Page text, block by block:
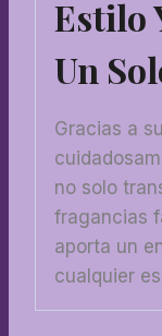
Estilo
Un
Gracias a
no solo
fragancias
aporta un
cualquier